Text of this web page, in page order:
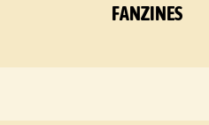
FANZINES